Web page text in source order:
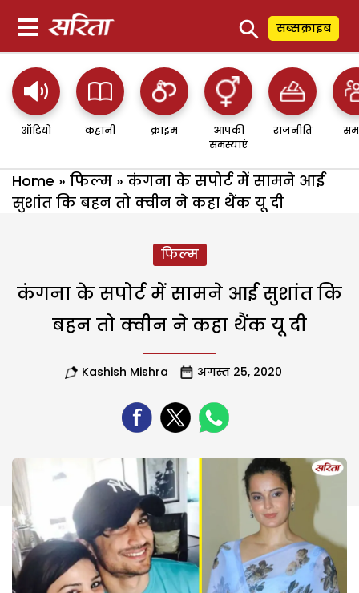
⚲ सब्सक्राइब
ऑडियो कहानी क्राइम
आपकी
समस्याएं
राजनीति
Home » फिल्म » कंगना के सपोर्ट में सामने आई
सुशांत कि बहन तो क्वीन ने कहा थैंक यू दी
फिल्म
कंगना के सपोर्ट में सामने आई सुशांत कि
बहन तो क्वीन ने कहा थैंक यू दी
Kashish Mishra अगस्त 25, 2020